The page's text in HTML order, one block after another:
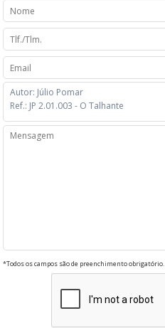
*Todos os campos são de preenchimento obrigatório.